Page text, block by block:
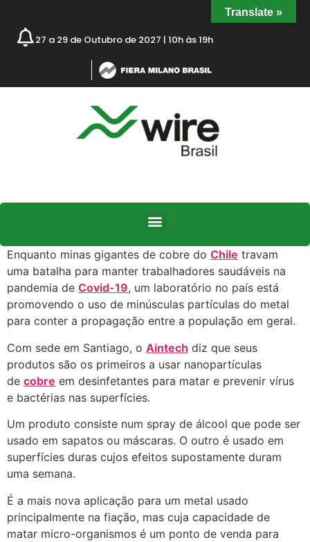
27 a 29 de Outubro de 2027 | 10h às 19h
Enquanto minas gigantes de cobre do Chile travam
uma batalha para manter trabalhadores saudáveis na
pandemia de Covid-19, um laboratório no país está
promovendo o uso de minúsculas partículas do metal
para conter a propagação entre a população em geral.
Com sede em Santiago, o Aintech diz que seus
produtos são os primeiros a usar nanopartículas
de cobre em desinfetantes para matar e prevenir vírus
e bactérias nas superfícies.
Um produto consiste num spray de álcool que pode ser
usado em sapatos ou máscaras. O outro é usado em
superfícies duras cujos efeitos supostamente duram
uma semana.
É a mais nova aplicação para um metal usado
principalmente na fiação, mas cuja capacidade de
matar micro-organismos é um ponto de venda para
Translate »